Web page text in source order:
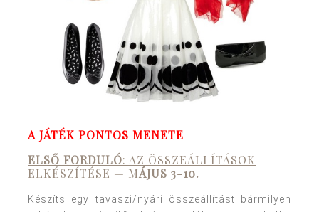
A JÁTÉK PONTOS MENETE
ELSŐ FORDULÓ: AZ ÖSSZEÁLLÍTÁSOK
ELKÉSZÍTÉSE — MÁJUS 3-10.
Készíts egy tavaszi/nyári összeállítást bármilyen